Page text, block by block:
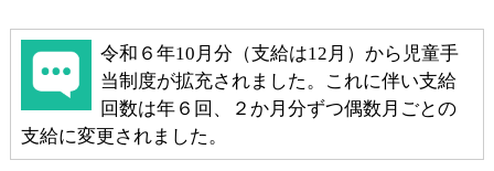
令和６年10月分（支給は12月）から児童手
当制度が拡充されました。これに伴い支給
回数は年６回、２か月分ずつ偶数月ごとの
支給に変更されました。